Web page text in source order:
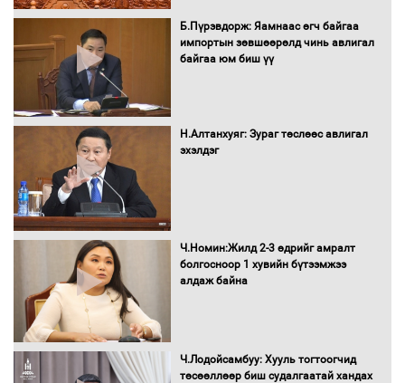
баримт
30 хоногийн хугацаатай үүрэг өглөө
өгөхөөр болов
Б.Пүрэвдорж: Яамнаас өгч байгаа
импортын зөвшөөрөлд чинь авлигал
байгаа юм биш үү
Н.Алтанхуяг: Зураг төслөөс авлигал
эхэлдэг
Ч.Номин:Жилд 2-3 өдрийг амралт
болгосноор 1 хувийн бүтээмжээ
алдаж байна
Ч.Лодойсамбуу: Хууль тогтоогчид
төсөөллөөр биш судалгаатай хандах